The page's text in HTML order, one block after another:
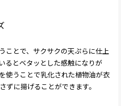
ことで、サクサクの天ぷらに仕上
るとベタッとした感触になりが
使うことで乳化された植物油が衣
ずに揚げることができます。